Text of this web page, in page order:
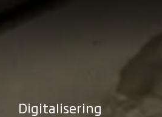
Digitalisering